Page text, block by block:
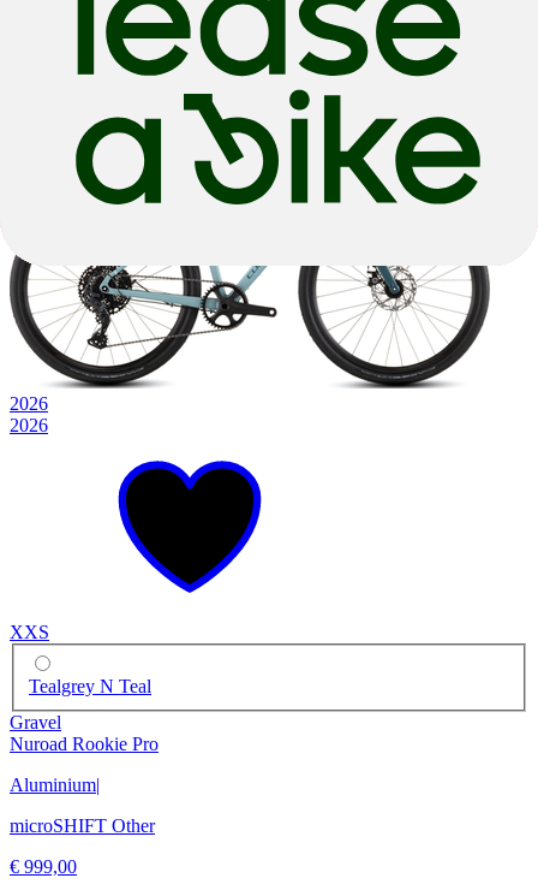
Shimano Cues
2026
2026
XXS
Tealgrey N Teal
Gravel
Nuroad Rookie Pro
Aluminium|
microSHIFT Other
€ 999,00